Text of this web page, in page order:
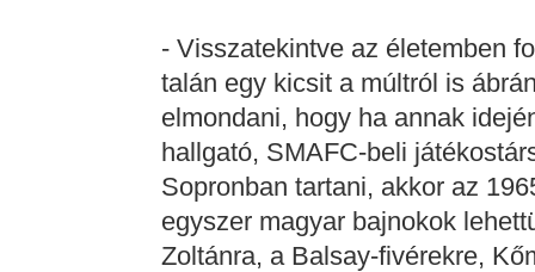
- Visszatekintve az életemben
talán egy kicsit a múltról is
elmondani, hogy ha annak
hallgató, SMAFC-beli
Sopronban tartani, akkor az
egyszer magyar bajnokok
Zoltánra, a Balsay-fivérekre,